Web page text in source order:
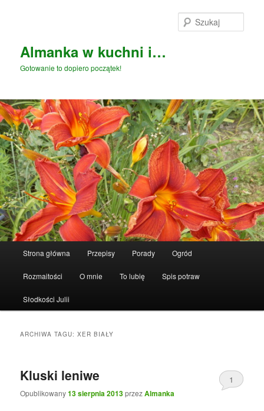
Almanka w kuchni i…
Gotowanie to dopiero początek!
Strona główna Przepisy Porady Ogród
Rozmaitości O mnie To lubię Spis potraw
Słodkości Julii
ARCHIWA TAGU:XER BIAŁY
Kluski leniwe
Opublikowany13 sierpnia 2013przezAlmanka
1